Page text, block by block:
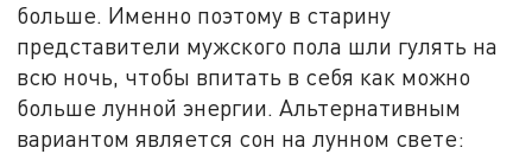
больше. Именно поэтому в старину
представители мужского пола шли гулять на
всю ночь, чтобы впитать в себя как можно
больше лунной энергии. Альтернативным
вариантом является сон на лунном свете: